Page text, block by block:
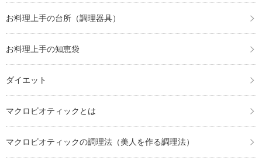
お料理上手の台所（調理器具）
お料理上手の知恵袋
ダイエット
マクロビオティックとは
マクロビオティックの調理法（美人を作る調理法）